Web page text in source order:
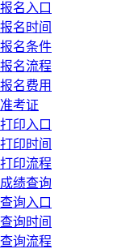
报名入口
报名时间
报名条件
报名流程
报名费用
准考证
打印入口
打印时间
打印流程
成绩查询
查询入口
查询时间
查询流程